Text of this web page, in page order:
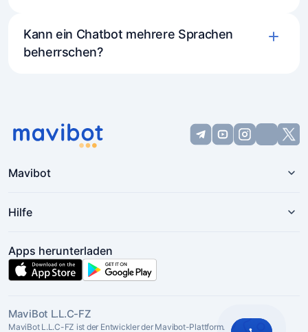
Kann ein Chatbot mehrere Sprachen
beherrschen?
Mavibot
Hilfe
Apps herunterladen
MaviBot L.L.C-FZ
MaviBot L.L.C-FZ ist der Entwickler der Mavibot-Plattform.